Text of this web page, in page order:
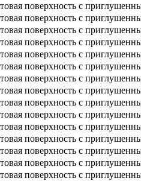
поверхность с
поверхность с
поверхность с
поверхность с
поверхность с
поверхность с
поверхность с
поверхность с
поверхность с
поверхность с
поверхность с
поверхность с
поверхность с
поверхность с
поверхность с